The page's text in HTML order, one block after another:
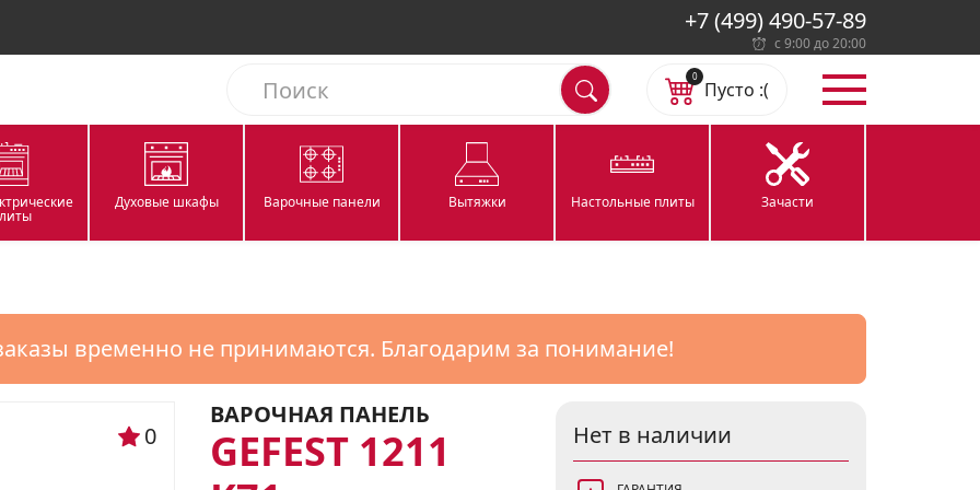
+7 (499) 490-57-89
с 9:00 до 20:00
Пусто :(
0
Духовые шкафы Варочные панели Вытяжки Настольные плиты Зачасти
временно не принимаются. Благодарим за понимание!
ВАРОЧНАЯ ПАНЕЛЬ
GEFEST 1211
0 Нет в наличии